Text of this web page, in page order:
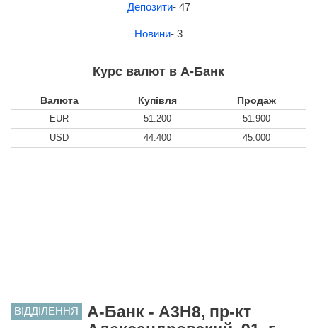
Депозити- 47
Новини- 3
Курс валют в А-Банк
Валюта Купівля Продаж
EUR 51.200
51.900
USD
44.400 45.000
ВІДДІЛЕННЯ
А-Банк - A3H8, пр-кт